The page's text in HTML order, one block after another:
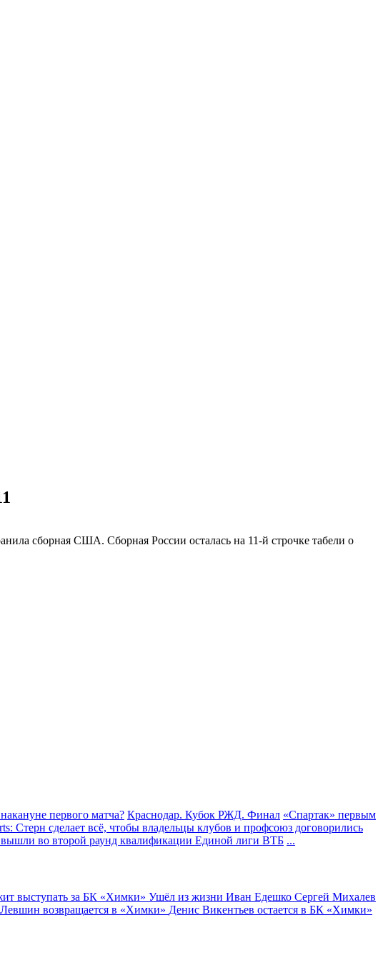
сборная США. Сборная России осталась на 11-й строчке табели о
первого матча? Краснодар. Кубок РЖД. Финал «Спартак» первым
Стерн сделает всё, чтобы владельцы клубов и профсоюз договорились
во второй раунд квалификации Единой лиги ВТБ ...
выступать за БК «Химки» Ушёл из жизни Иван Едешко Сергей Михалев
возвращается в «Химки» Денис Викентьев остается в БК «Химки»